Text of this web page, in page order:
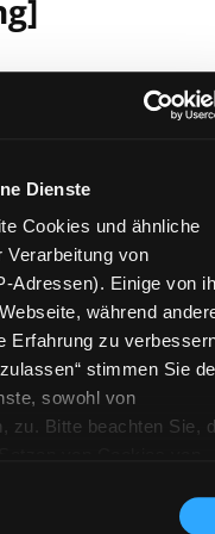
Dienste
Cookies und ähnliche
Verarbeitung von
Adressen). Einige von
während
Erfahrung zu
stimmen Sie
sowohl von
zu. Bitte beachten Sie,